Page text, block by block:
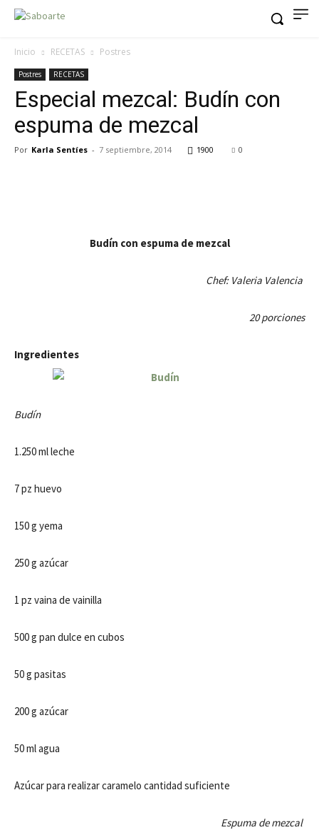
Inicio RECETAS Postres
Postres RECETAS
Especial mezcal: Budín con
espuma de mezcal
Por Karla Sentíes - 7 septiembre, 2014 1900 0
Budín con espuma de mezcal
Chef: Valeria Valencia
20 porciones
Ingredientes
Budín
1.250 ml leche
7 pz huevo
150 g yema
250 g azúcar
1 pz vaina de vainilla
500 g pan dulce en cubos
50 g pasitas
200 g azúcar
50 ml agua
Azúcar para realizar caramelo cantidad suficiente
Espuma de mezcal